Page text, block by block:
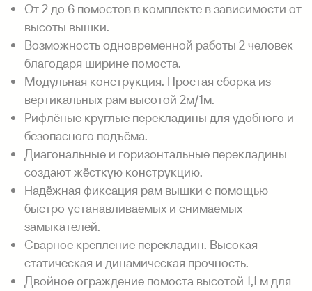
От 2 до 6 помостов в комплекте в зависимости от
высоты вышки.
Возможность одновременной работы 2 человек
благодаря ширине помоста.
Модульная конструкция. Простая сборка из
вертикальных рам высотой 2м/1м.
Рифлёные круглые перекладины для удобного и
безопасного подъёма.
Диагональные и горизонтальные перекладины
создают жёсткую конструкцию.
Надёжная фиксация рам вышки с помощью
быстро устанавливаемых и снимаемых
замыкателей.
Сварное крепление перекладин. Высокая
статическая и динамическая прочность.
Двойное ограждение помоста высотой 1,1 м для